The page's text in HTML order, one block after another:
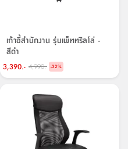
เก้าอี้สำนักงาน รุ่นเพ็ททริลโล่ -
สีดำ
3,390.- 4,990.- -32%